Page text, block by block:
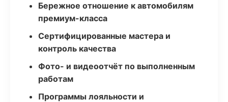
Бережное отношение к автомобилям
премиум-класса
Сертифицированные мастера и
контроль качества
Фото- и видеоотчёт по выполненным
работам
Программы лояльности и